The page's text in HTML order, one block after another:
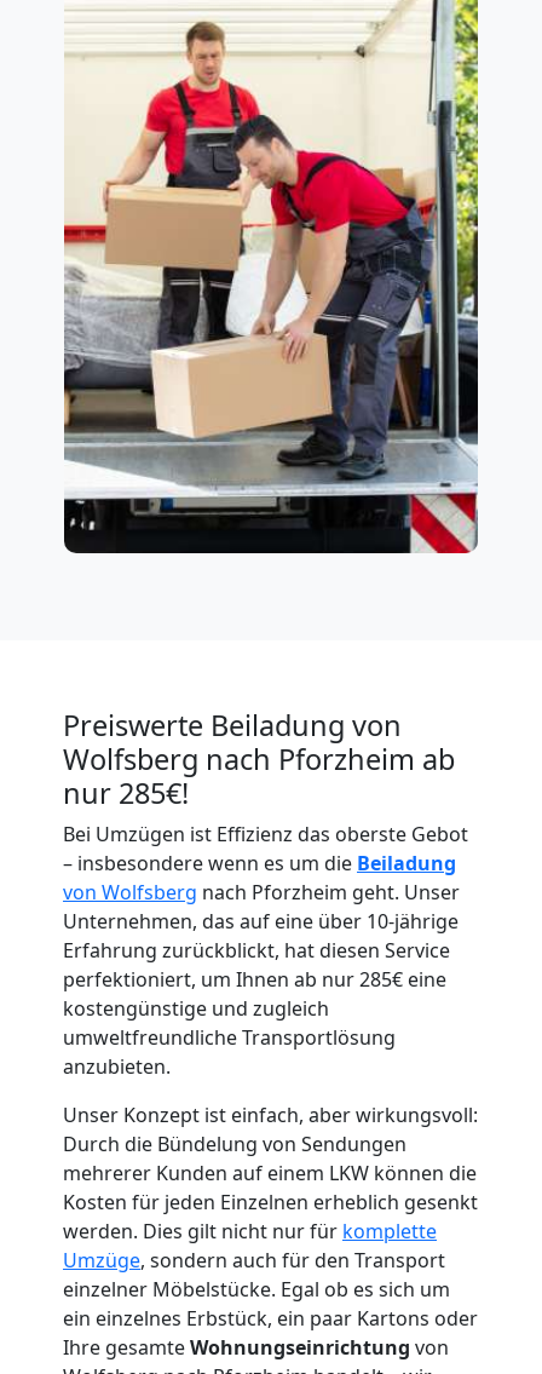
Preiswerte Beiladung von
Wolfsberg nach Pforzheim ab
nur 285€!
Bei Umzügen ist Effizienz das oberste Gebot
– insbesondere wenn es um die Beiladung
von Wolfsberg nach Pforzheim geht. Unser
Unternehmen, das auf eine über 10-jährige
Erfahrung zurückblickt, hat diesen Service
perfektioniert, um Ihnen ab nur 285€ eine
kostengünstige und zugleich
umweltfreundliche Transportlösung
anzubieten.
Unser Konzept ist einfach, aber wirkungsvoll:
Durch die Bündelung von Sendungen
mehrerer Kunden auf einem LKW können die
Kosten für jeden Einzelnen erheblich gesenkt
werden. Dies gilt nicht nur für komplette
Umzüge, sondern auch für den Transport
einzelner Möbelstücke. Egal ob es sich um
ein einzelnes Erbstück, ein paar Kartons oder
Ihre gesamteWohnungseinrichtung von
Umzugshelfer
Wolfsberg
Möbeltaxi
Wolfsberg
Kleintransport
Wolfsberg